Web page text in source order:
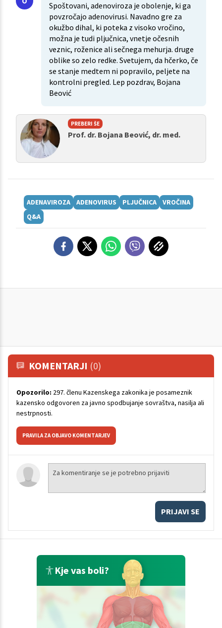
Spoštovani, adenoviroza je obolenje, ki ga
povzročajo adenovirusi. Navadno gre za
okužbo dihal, ki poteka z visoko vročino,
možna je tudi pljučnica, vnetje očesnih
veznic, roženice ali sečnega mehurja. druge
oblike so zelo redke. Svetujem, da hčerko, če
se stanje medtem ni popravilo, peljete na
kontrolni pregled. Lep pozdrav, Bojana
Beović
PREBERI ŠE
Prof. dr. Bojana Beović, dr. med.
ADENAVIROZA ADENOVIRUS PLJUČNICA
VROČINA
Q&A
KOMENTARJI (0)
Opozorilo: 297. členu Kazenskega zakonika je posameznik
kazensko odgovoren za javno spodbujanje sovraštva, nasilja ali
nestrpnosti.
PRAVILA ZA OBJAVO KOMENTARJEV
PRIJAVI SE
Kje vas boli?